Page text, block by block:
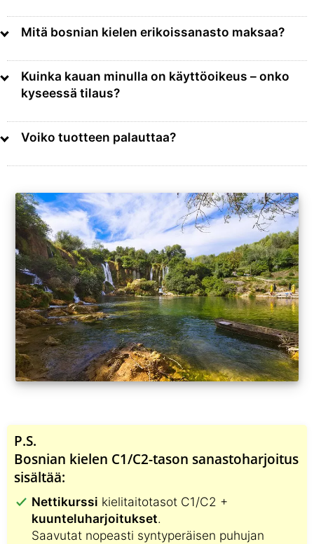
Mitä bosnian kielen erikoissanasto maksaa?
Kuinka kauan minulla on käyttöoikeus – onko
kyseessä tilaus?
Voiko tuotteen palauttaa?
P.S.
Bosnian kielen C1/C2-tason sanastoharjoitus
sisältää:
Nettikurssi kielitaitotasot C1/C2 +
kuunteluharjoitukset.
Saavutat nopeasti syntyperäisen puhujan